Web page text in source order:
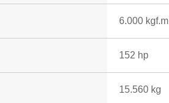
6.000 kgf.m
152 hp
15.560 kg